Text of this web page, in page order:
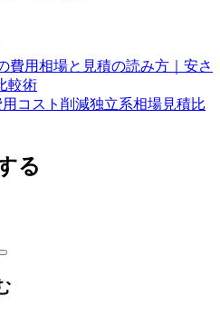
費用相場と見積の読み方｜安さ
較術
コスト削減独立系相場見積比
る